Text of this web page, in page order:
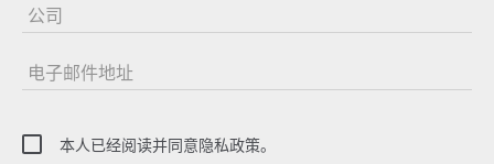
公司
电子邮件地址
本人已经阅读并同意隐私政策。